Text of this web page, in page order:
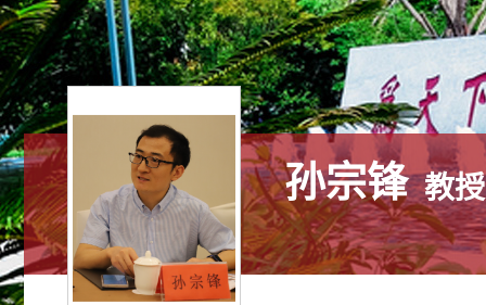
孙宗锋 教授